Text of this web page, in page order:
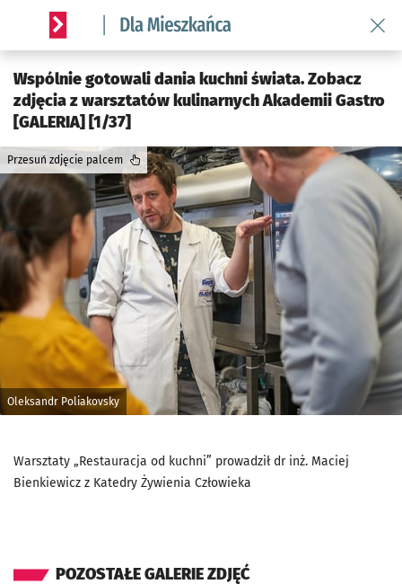
Serwis informacyjny wroclaw.pl podserwis: Dla mieszkańca
Wspólnie gotowali dania kuchni świata. Zobacz
zdjęcia z warsztatów kulinarnych Akademii Gastro
[GALERIA] [1/37]
Oleksandr Poliakovsky
Przesuń zdjęcie palcem
Warsztaty „Restauracja od kuchni” prowadził dr inż. Maciej
Bienkiewicz z Katedry Żywienia Człowieka
POZOSTAŁE GALERIE ZDJĘĆ